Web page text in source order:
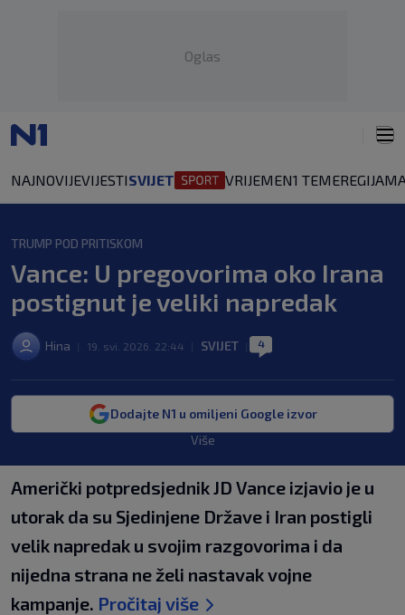
Oglas
NAJNOVIJEVIJESTISVIJET VRIJEMEN1 TEMEREGIJA
TRUMP POD PRITISKOM
Vance: U pregovorima oko Irana
postignut je veliki napredak
Hina 19. svi. 2026. 22:44 SVIJET 4
Dodajte N1 u omiljeni Google izvor
Više
Američki potpredsjednik JD Vance izjavio je u
utorak da su Sjedinjene Države i Iran postigli
velik napredak u svojim razgovorima i da
nijedna strana ne želi nastavak vojne
kampanje. Pročitaj više